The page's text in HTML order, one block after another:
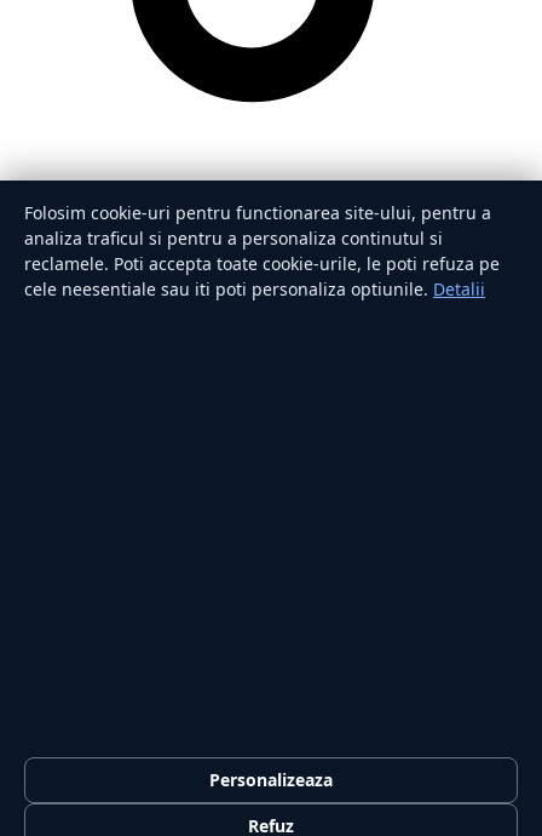
ExternePoliticăActualitateEconomieSănătateUtile
Folosim cookie-uri pentru functionarea site-ului, pentru a
analiza traficul si pentru a personaliza continutul si
reclamele. Poti accepta toate cookie-urile, le poti refuza pe
cele neesentiale sau iti poti personaliza optiunile. Detalii
Personalizeaza
Refuz